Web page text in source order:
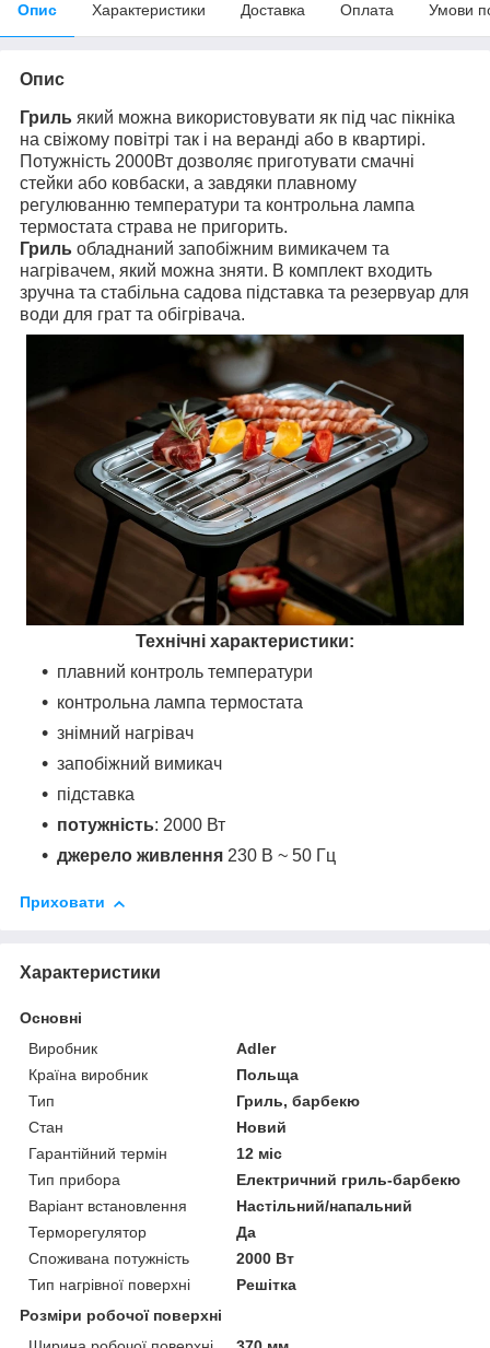
Опис Характеристики Доставка Оплата Умови
Опис
Гриль який можна використовувати як під час пікніка
на свіжому повітрі так і на веранді або в квартирі.
Потужність 2000Вт дозволяє приготувати смачні
стейки або ковбаски, а завдяки плавному
регулюванню температури та контрольна лампа
термостата страва не пригорить.
Гриль обладнаний запобіжним вимикачем та
нагрівачем, який можна зняти. В комплект входить
зручна та стабільна садова підставка та резервуар для
води для грат та обігрівача.
Технічні характеристики:
плавний контроль температури
контрольна лампа термостата
знімний нагрівач
запобіжний вимикач
підставка
потужність: 2000 Вт
джерело живлення 230 В ~ 50 Гц
Приховати
Характеристики
Основні
Виробник
Adler
Країна виробник
Польща
Тип
Гриль, барбекю
Стан
Новий
Гарантійний термін
12 міс
Тип прибора
Електричний гриль-барбекю
Варіант встановлення
Настільний/напальний
Терморегулятор
Да
Споживана потужність
2000 Вт
Тип нагрівної поверхні
Решітка
Розміри робочої поверхні